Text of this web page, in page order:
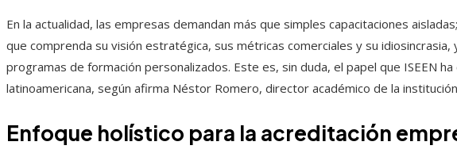
En la actualidad, las empresas demandan más que simples capacitaciones
que comprenda su visión estratégica, sus métricas comerciales y su
programas de formación personalizados. Este es, sin duda, el papel que ISEEN
latinoamericana, según afirma Néstor Romero, director académico de la
Enfoque holístico para la acreditación